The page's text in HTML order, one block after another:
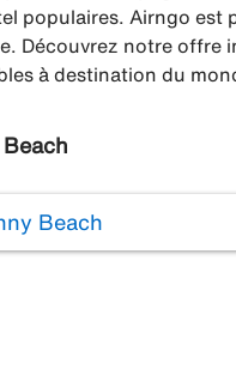
populaires. Airngo est
Découvrez notre offre
à destination du
Beach